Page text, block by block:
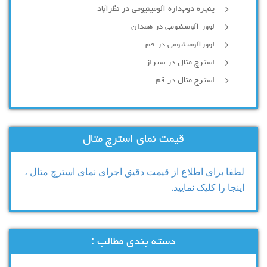
پنجره دوجداره آلومینیومی در نظرآباد
لوور آلومینیومی در همدان
لوورآلومینیومی در قم
استرچ متال در شیراز
استرچ متال در قم
قیمت نمای استرچ متال
لطفا برای اطلاع از قیمت دقیق اجرای نمای استرچ متال ،
اینجا را کلیک نمایید.
دسته بندی مطالب :